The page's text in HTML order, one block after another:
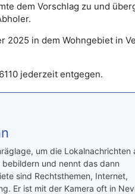
dem Vorschlag zu und
2025 in dem Wohngebiet in
jederzeit entgegen.
um die Lokalnachrichten
und nennt das dann
sind Rechtsthemen, Internet,
Er ist mit der Kamera oft in